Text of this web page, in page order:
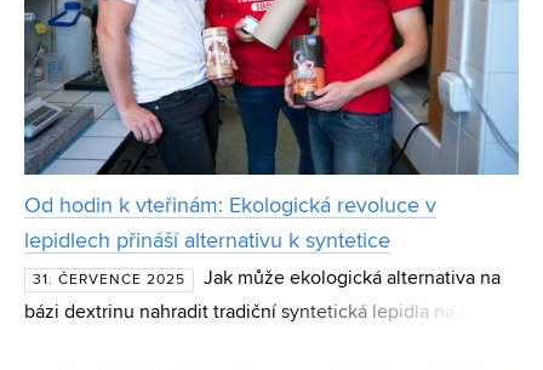
Od hodin k vteřinám: Ekologická revoluce v
lepidlech přináší alternativu k syntetice
31. ČERVENCE 2025
Jak může ekologická alternativa na
bázi dextrinu nahradit tradiční syntetická lepidla na bázi